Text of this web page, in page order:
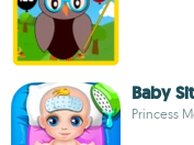
Baby
Princess